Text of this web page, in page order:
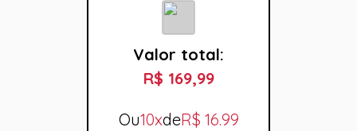
Valor total:
R$ 169,99
Ou10xdeR$ 16.99